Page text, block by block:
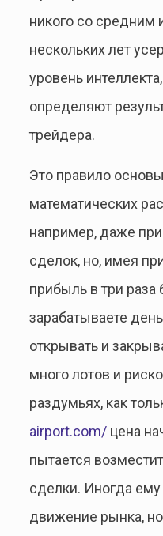
никого со средним
нескольких лет
уровень
определяют
трейдера.
Это правило
математических
например, даже
сделок, но, имея
прибыль в три
зарабатываете
открывать и
много лотов и
раздумьях, как
airport.com/цена
пытается
сделки. Иногда ему
движение рынка,